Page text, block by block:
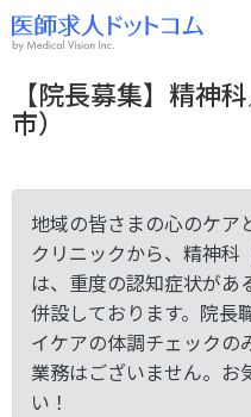
【院長募集】精神
市）
地域の皆さまの心のケア
クリニックから、精神科
は、重度の認知症状があ
併設しております。院長
イケアの体調チェックの
業務はございません。お
い！